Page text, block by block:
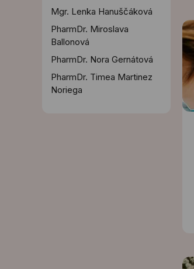
Mgr. Lenka Hanuščáková
PharmDr. Miroslava
Ballonová
PharmDr. Nora Gernátová
PharmDr. Timea Martinez
Noriega